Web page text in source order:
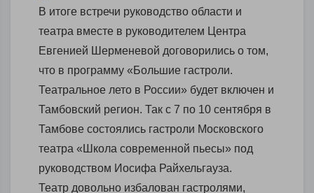
В итоге встречи руководство области и
театра вместе в руководителем Центра
Евгенией Шерменевой договорились о том,
что в программу «Большие гастроли.
Театральное лето в России» будет включен и
Тамбовский регион. Так с 7 по 10 сентября в
Тамбове состоялись гастроли Московского
театра «Школа современной пьесы» под
руководством Иосифа Райхельгауза.
Театр довольно избалован гастролями,